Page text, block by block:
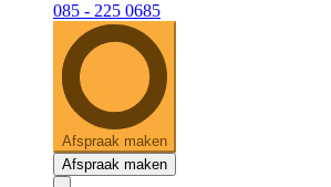
085 - 225 0685
Afspraak maken
Afspraak maken